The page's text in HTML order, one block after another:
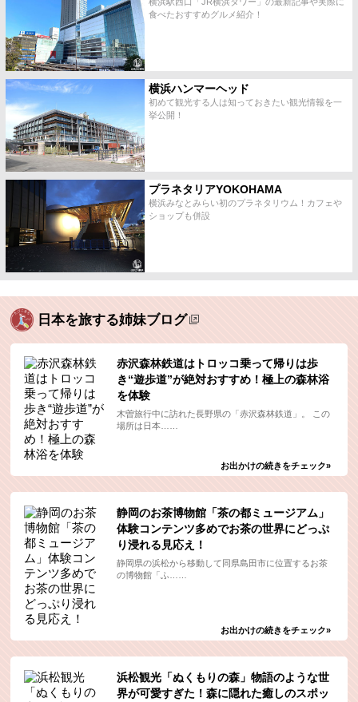
食べたおすすめグルメ紹介！
横浜ハンマーヘッド
初めて観光する人は知っておきたい観光情報を一
挙公開！
プラネタリアYOKOHAMA
横浜みなとみらい初のプラネタリウム！カフェや
ショップも併設
日本を旅する姉妹ブログ
赤沢森林鉄道はトロッコ乗って帰りは歩
き“遊歩道”が絶対おすすめ！極上の森林浴
を体験
木曽旅行中に訪れた長野県の「赤沢森林鉄道」。 この
場所は日本……
お出かけの続きをチェック»
静岡のお茶博物館「茶の都ミュージアム」
体験コンテンツ多めでお茶の世界にどっぷ
り浸れる見応え！
静岡県の浜松から移動して同県島田市に位置するお茶
の博物館「ふ……
お出かけの続きをチェック»
浜松観光「ぬくもりの森」物語のような世
界が可愛すぎた！森に隠れた癒しのスポッ